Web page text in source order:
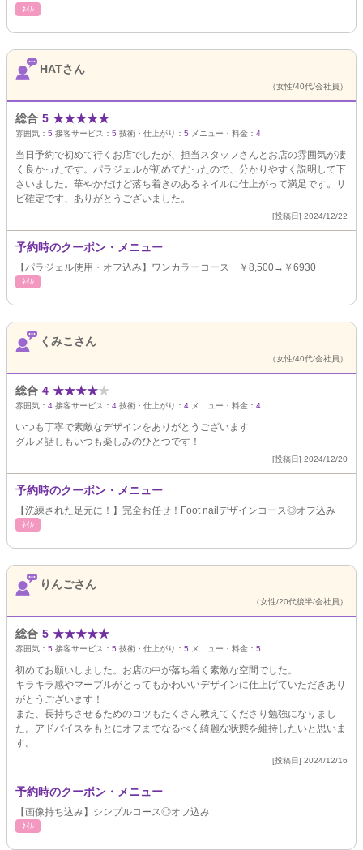
ﾈｲﾙ
HATさん
（女性/40代/会社員）
総合 5 ★★★★★
雰囲気： 5 接客サービス： 5 技術・仕上がり： 5 メニュー・料金： 4
当日予約で初めて行くお店でしたが、担当スタッフさんとお店の雰囲気が凄
く良かったです。パラジェルが初めてだったので、分かりやすく説明して下
さいました。華やかだけど落ち着きのあるネイルに仕上がって満足です。リ
ピ確定です、ありがとうございました。
[投稿日] 2024/12/22
予約時のクーポン・メニュー
【パラジェル使用・オフ込み】ワンカラーコース ￥8,500→￥6930
ﾈｲﾙ
くみこさん
（女性/40代/会社員）
総合 4 ★★★★★
雰囲気： 4 接客サービス： 4 技術・仕上がり： 4 メニュー・料金： 4
いつも丁寧で素敵なデザインをありがとうございます
グルメ話しもいつも楽しみのひとつです！
[投稿日] 2024/12/20
予約時のクーポン・メニュー
【洗練された足元に！】完全お任せ！Foot nailデザインコース◎オフ込み
ﾈｲﾙ
りんごさん
（女性/20代後半/会社員）
総合 5 ★★★★★
雰囲気： 5 接客サービス： 5 技術・仕上がり： 5 メニュー・料金： 5
初めてお願いしました。お店の中が落ち着く素敵な空間でした。
キラキラ感やマーブルがとってもかわいいデザインに仕上げていただきあり
がとうございます！
また、長持ちさせるためのコツもたくさん教えてくださり勉強になりまし
た。アドバイスをもとにオフまでなるべく綺麗な状態を維持したいと思いま
す。
[投稿日] 2024/12/16
予約時のクーポン・メニュー
【画像持ち込み】シンプルコース◎オフ込み
ﾈｲﾙ